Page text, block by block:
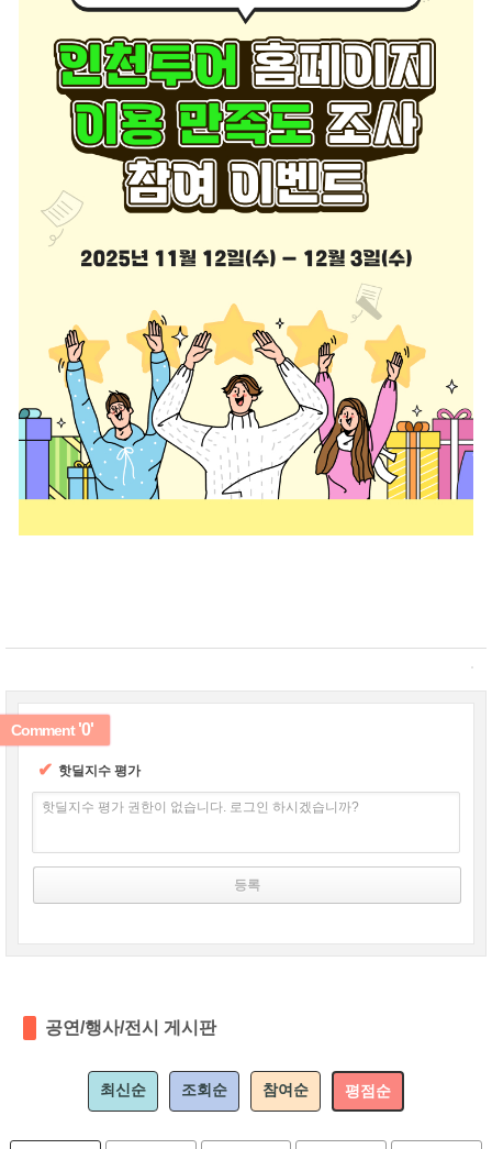
✔ 핫딜지수 평가
핫딜지수 평가 권한이 없습니다. 로그인 하시겠습니까?
Comment'0'
공연/행사/전시 게시판
최신순 조회순 참여순 평점순